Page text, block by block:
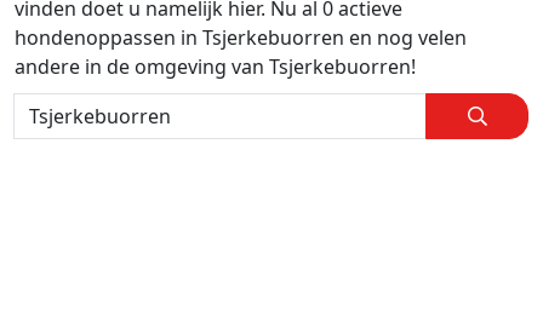
vinden doet u namelijk hier. Nu al 0 actieve
hondenoppassen in Tsjerkebuorren en nog velen
andere in de omgeving van Tsjerkebuorren!